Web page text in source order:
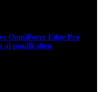
OmniForce Edge Pro
aj pozdĺž stien